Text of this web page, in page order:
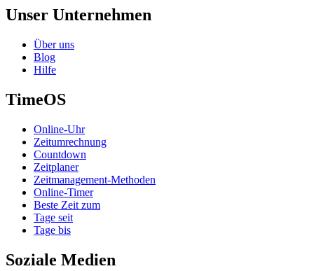
Unser Unternehmen
Über uns
Blog
Hilfe
TimeOS
Online-Uhr
Zeitumrechnung
Countdown
Zeitplaner
Zeitmanagement-Methoden
Online-Timer
Beste Zeit zum
Tage seit
Tage bis
Soziale Medien